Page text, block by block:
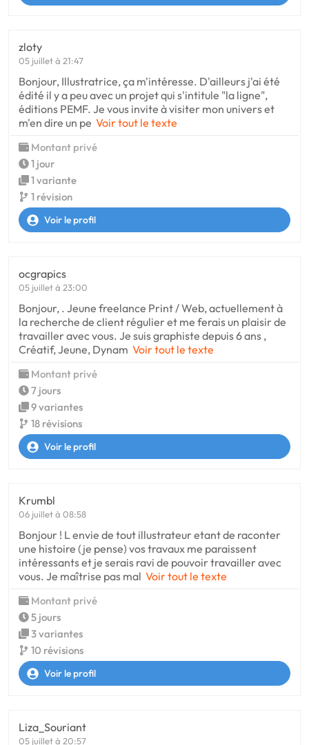
zloty
05 juillet à 21:47
Bonjour, Illustratrice, ça m'intéresse. D'ailleurs j'ai été
édité il y a peu avec un projet qui s'intitule "la ligne",
éditions PEMF. Je vous invite à visiter mon univers et
m'en dire un pe Voir tout le texte
Montant privé
1 jour
1 variante
1 révision
Voir le profil
ocgrapics
05 juillet à 23:00
Bonjour, . Jeune freelance Print / Web, actuellement à
la recherche de client régulier et me ferais un plaisir de
travailler avec vous. Je suis graphiste depuis 6 ans ,
Créatif, Jeune, Dynam Voir tout le texte
Montant privé
7 jours
9 variantes
18 révisions
Voir le profil
Krumbl
06 juillet à 08:58
Bonjour ! L envie de tout illustrateur etant de raconter
une histoire (je pense) vos travaux me paraissent
intéressants et je serais ravi de pouvoir travailler avec
vous. Je maîtrise pas mal Voir tout le texte
Montant privé
5 jours
3 variantes
10 révisions
Voir le profil
Liza_Souriant
05 juillet à 20:57